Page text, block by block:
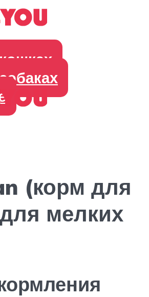
(корм для
мелких